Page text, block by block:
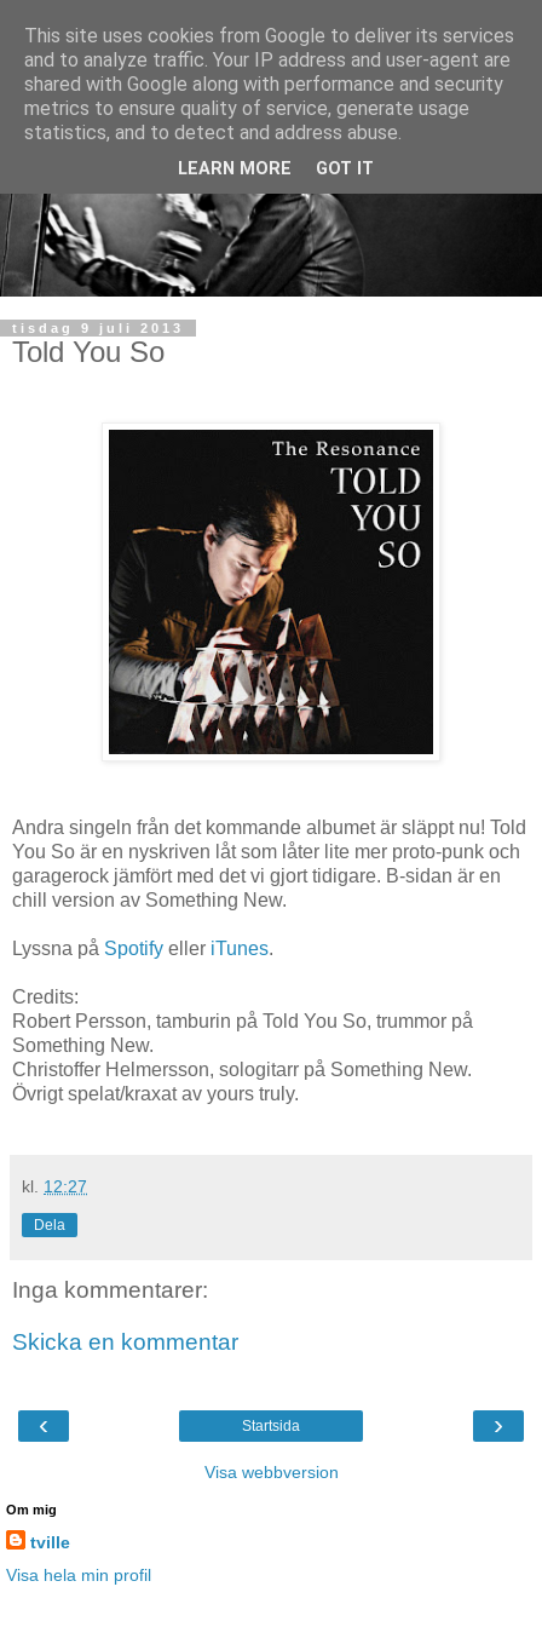
tisdag 9 juli 2013
Told You So
Andra singeln från det kommande albumet är släppt nu! Told
You So är en nyskriven låt som låter lite mer proto-punk och
garagerock jämfört med det vi gjort tidigare. B-sidan är en
chill version av Something New.
Lyssna på Spotify eller iTunes.
Credits:
Robert Persson, tamburin på Told You So, trummor på
Something New.
Christoffer Helmersson, sologitarr på Something New.
Övrigt spelat/kraxat av yours truly.
kl. 12:27
Dela
Inga kommentarer:
Skicka en kommentar
‹ ›
Startsida
Visa webbversion
Om mig
tville
Visa hela min profil
This site uses cookies from Google to deliver its services
and to analyze traffic. Your IP address and user-agent are
shared with Google along with performance and security
metrics to ensure quality of service, generate usage
statistics, and to detect and address abuse.
LEARN MORE GOT IT